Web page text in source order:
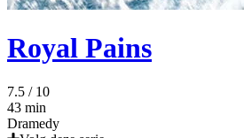
Royal Pains
7.5 / 10
43 min
Dramedy